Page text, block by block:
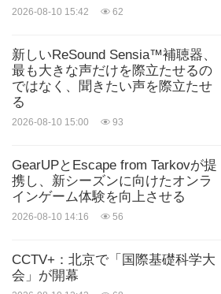
2026-08-10 15:42 62
新しいReSound Sensia™補聴器、
最も大きな声だけを際立たせるの
ではなく、聞きたい声を際立たせ
る
2026-08-10 15:00 93
GearUPとEscape from Tarkovが提
携し、新シーズンに向けたオンラ
インゲーム体験を向上させる
2026-08-10 14:16 56
CCTV+：北京で「国際基礎科学大
会」が開幕